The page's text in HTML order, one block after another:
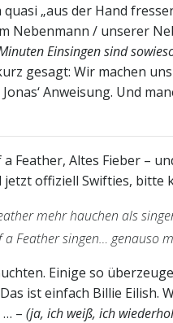
„aus der Hand
Nebenmann / unserer
Einsingen sind
gesagt: Wir machen
Anweisung. Und
Feather, Altes Fieber –
offiziell Swifties, bitte
mehr hauchen als
Feather singen… genauso
Einige so
ist einfach Billie Eilish.
– (ja, ich weiß, ich